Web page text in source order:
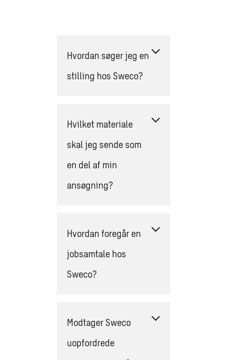
Hvordan søger jeg en
stilling hos Sweco?
Hvilket materiale
skal jeg sende som
en del af min
ansøgning?
Hvordan foregår en
jobsamtale hos
Sweco?
Modtager Sweco
uopfordrede